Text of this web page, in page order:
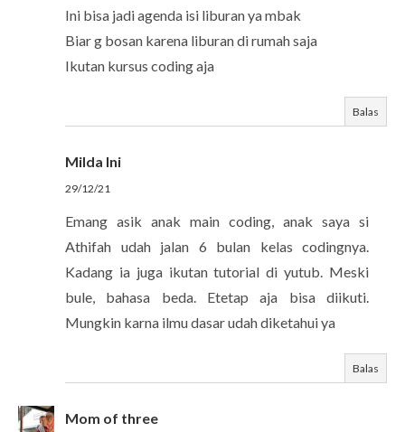
Ini bisa jadi agenda isi liburan ya mbak
Biar g bosan karena liburan di rumah saja
Ikutan kursus coding aja
Balas
Milda Ini
29/12/21
Emang asik anak main coding, anak saya si
Athifah udah jalan 6 bulan kelas codingnya.
Kadang ia juga ikutan tutorial di yutub. Meski
bule, bahasa beda. Etetap aja bisa diikuti.
Mungkin karna ilmu dasar udah diketahui ya
Balas
Mom of three